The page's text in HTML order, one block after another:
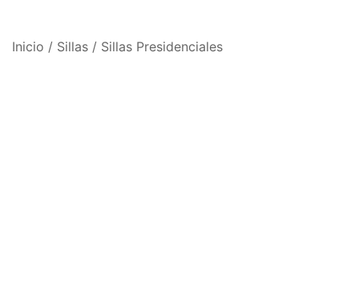
Inicio / Sillas / Sillas Presidenciales